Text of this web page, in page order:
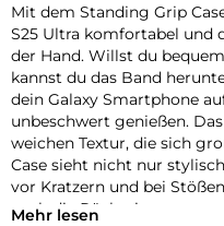
Mit dem Standing Grip
S25 Ultra komfortabel und
der Hand. Willst du
kannst du das Band
dein Galaxy Smartphone
unbeschwert genießen.
weichen Textur, die sich
Case sieht nicht nur
vor Kratzern und bei
auch die Rückseite.
Mehr lesen